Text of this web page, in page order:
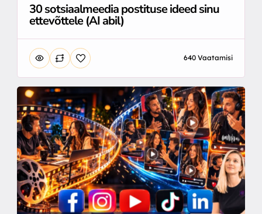
30 sotsiaalmeedia postituse ideed sinu
ettevõttele (AI abil)
640 Vaatamisi